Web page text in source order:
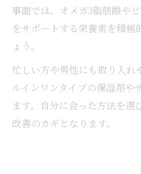
事面では、オメガ3脂肪酸や
をサポートする栄養素を積極
ょう。
忙しい方や男性にも取り入れ
ルインワンタイプの保湿剤や
ます。自分に合った方法を選
改善のカギとなります。